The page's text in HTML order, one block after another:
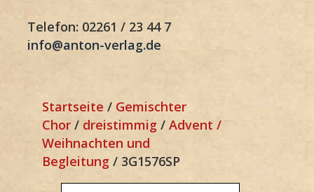
Telefon: 02261 / 23 44 7
info@anton-verlag.de
Startseite / Gemischter
Chor / dreistimmig / Advent /
Weihnachten und
Begleitung / 3G1576SP